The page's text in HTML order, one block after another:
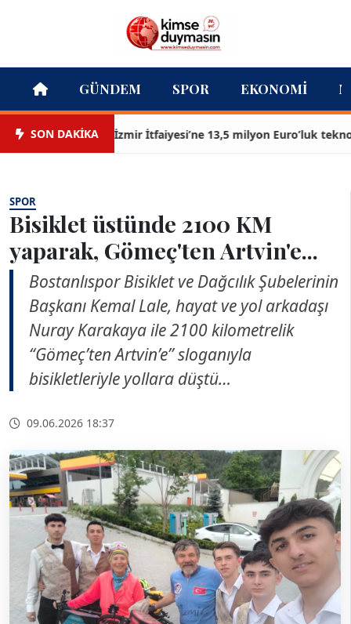
GÜNDEM SPOR EKONOMI
SON DAKİKAİzmir İtfaiyesi’ne 13,5 milyon Euro’luk teknoloji
SPOR
Bisiklet üstünde 2100 KM
yaparak, Gömeç'ten Artvin'e...
Bostanlıspor Bisiklet ve Dağcılık Şubelerinin
Başkanı Kemal Lale, hayat ve yol arkadaşı
Nuray Karakaya ile 2100 kilometrelik
“Gömeç’ten Artvin’e” sloganıyla
bisikletleriyle yollara düştü…
09.06.2026 18:37